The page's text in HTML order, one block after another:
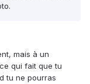
mais à un
qui fait que tu
tu ne pourras